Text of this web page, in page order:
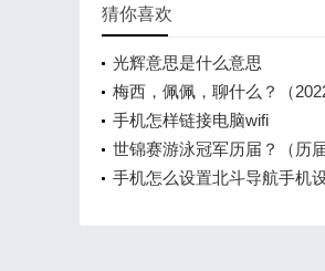
猜你喜欢
光辉意思是什么意思
梅西，佩佩，聊什么？（
吗？）
手机怎样链接电脑wifi
世锦赛游泳冠军历届？（历
手机怎么设置北斗导航手机